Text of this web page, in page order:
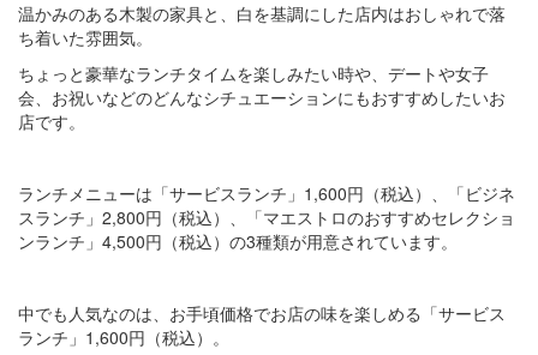
温かみのある木製の家具と、白を基調にした店内はおしゃれで落
ち着いた雰囲気。
ちょっと豪華なランチタイムを楽しみたい時や、デートや女子
会、お祝いなどのどんなシチュエーションにもおすすめしたいお
店です。
ランチメニューは「サービスランチ」1,600円（税込）、「ビジネ
スランチ」2,800円（税込）、「マエストロのおすすめセレクショ
ンランチ」4,500円（税込）の3種類が用意されています。
中でも人気なのは、お手頃価格でお店の味を楽しめる「サービス
ランチ」1,600円（税込）。